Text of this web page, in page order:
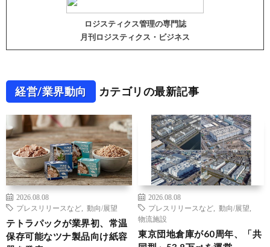
ロジスティクス管理の専門誌
月刊ロジスティクス・ビジネス
経営/業界動向 カテゴリの最新記事
2026.08.08
プレスリリースなど
動向/展望
テトラパックが業界初、常温
保存可能なツナ製品向け紙容
2026.08.08
プレスリリースなど
動向/展望
物流施設
東京団地倉庫が60周年、「共